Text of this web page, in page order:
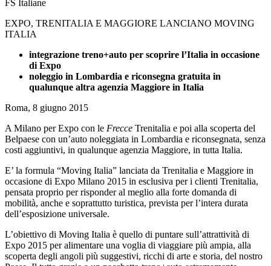
FS Italiane
EXPO, TRENITALIA E MAGGIORE LANCIANO MOVING
ITALIA
integrazione treno+auto per scoprire l’Italia in occasione
di Expo
noleggio in Lombardia e riconsegna gratuita in
qualunque altra agenzia Maggiore in Italia
Roma, 8 giugno 2015
A Milano per Expo con le Frecce Trenitalia e poi alla scoperta del
Belpaese con un’auto noleggiata in Lombardia e riconsegnata, senza
costi aggiuntivi, in qualunque agenzia Maggiore, in tutta Italia.
E’ la formula “Moving Italia” lanciata da Trenitalia e Maggiore in
occasione di Expo Milano 2015 in esclusiva per i clienti Trenitalia,
pensata proprio per risponder al meglio alla forte domanda di
mobilità, anche e soprattutto turistica, prevista per l’intera durata
dell’esposizione universale.
L’obiettivo di Moving Italia è quello di puntare sull’attrattività di
Expo 2015 per alimentare una voglia di viaggiare più ampia, alla
scoperta degli angoli più suggestivi, ricchi di arte e storia, del nostro